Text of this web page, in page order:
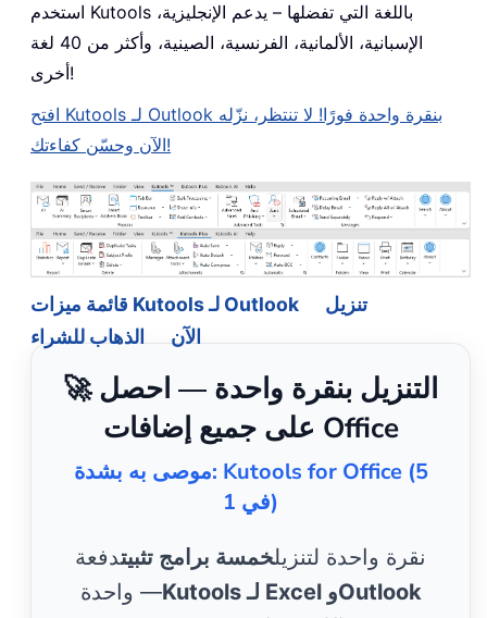
استخدم Kutools باللغة التي تفضلها – يدعم الإنجليزية،
الإسبانية، الألمانية، الفرنسية، الصينية، وأكثر من 40 لغة
أخرى!
افتح Kutools لـ Outlook بنقرة واحدة فورًا! لا تنتظر، نزّله
الآن وحسّن كفاءتك!
قائمة ميزات Kutools لـ Outlook
تنزيل
الآن
الذهاب للشراء
🚀 التنزيل بنقرة واحدة — احصل
على جميع إضافات Office
موصى به بشدة: Kutools for Office (5
في 1)
نقرة واحدة لتنزيلخمسة برامج تثبيتدفعة
واحدة —Kutools لـ Excel وOutlook